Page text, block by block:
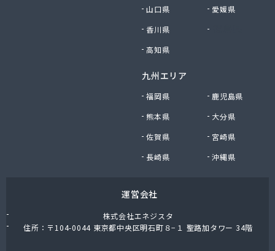
田邊工業株式会社 佐野工場
田邊工業株式会社 足利営業所
東京ガスエネルギー株式会社 宇都宮サービスセン
東上ガス株式会社 真岡営業所
東上ガス株式会社 那須営業所
栃木液化ガス株式会社
栃木県プロパンガス商業協同組合
栃木石油株式会社 本社
山口県
愛媛県
香川県
高知県
九州エリア
福岡県
鹿児島県
熊本県
大分県
佐賀県
宮崎県
長崎県
沖縄県
運営会社
株式会社エネジスタ
住所：〒104-0044 東京都中央区明石町８−１ 聖路加タワー 34階